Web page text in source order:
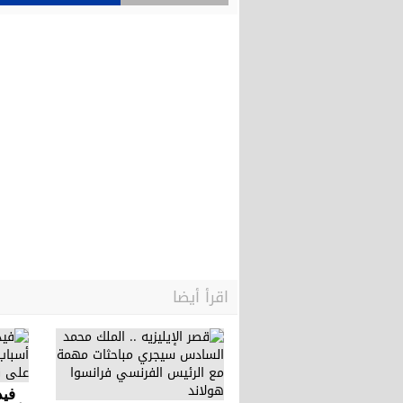
اقرأ أيضا